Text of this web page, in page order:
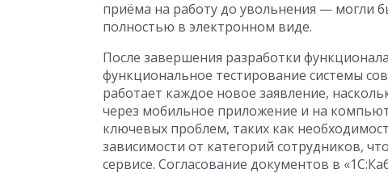
приёма на работу до увольнения — могли
полностью в электронном виде.
После завершения разработки
функциональное тестирование системы
работает каждое новое заявление,
через мобильное приложение и на
ключевых проблем, таких как
зависимости от категорий сотрудников,
сервисе. Согласование документов в